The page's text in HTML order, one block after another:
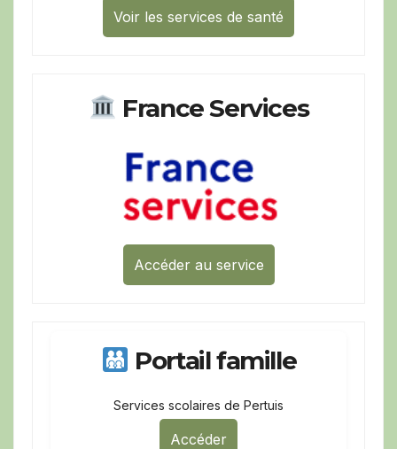
Voir les services de santé
France Services
Accéder au service
Portail famille
Services scolaires de Pertuis
Accéder